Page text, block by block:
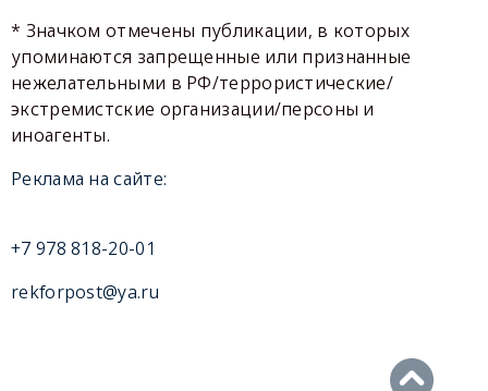
* Значком отмечены публикации, в которых
упоминаются запрещенные или признанные
нежелательными в РФ/террористические/
экстремистские организации/персоны и
иноагенты.
Реклама на сайте:
+7 978 818-20-01
rekforpost@ya.ru